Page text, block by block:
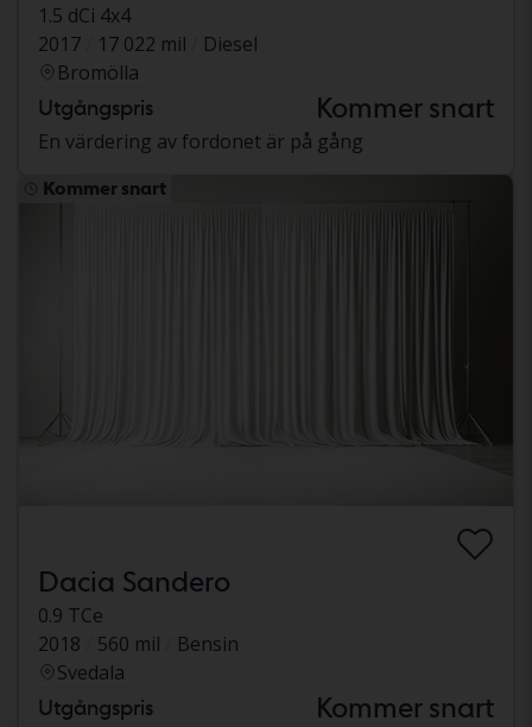
1.5 dCi 4x4
2017
17 022 mil
Diesel
Bromölla
Utgångspris Kommer snart
En värdering av fordonet är på gång
Kommer snart
Dacia Sandero
0.9 TCe
2018
560 mil
Bensin
Svedala
Utgångspris Kommer snart